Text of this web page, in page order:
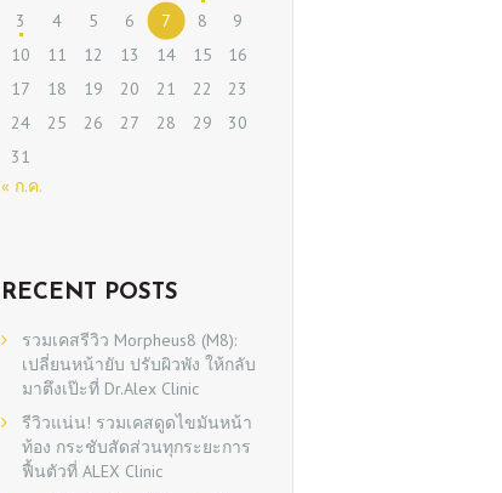
3
4 5 6 7 8
9
10
11 12 13 14 15
16
17
18 19 20 21 22
23
24
25 26 27 28 29
30
31
« ก.ค.
RECENT POSTS
รวมเคสรีวิว Morpheus8 (M8):
เปลี่ยนหน้ายับ ปรับผิวพัง ให้กลับ
มาตึงเป๊ะที่ Dr.Alex Clinic
รีวิวแน่น! รวมเคสดูดไขมันหน้า
ท้อง กระชับสัดส่วนทุกระยะการ
ฟื้นตัวที่ ALEX Clinic